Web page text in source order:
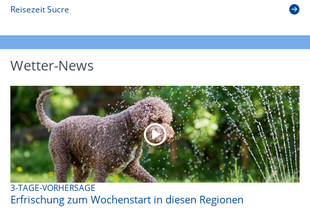
Reisezeit Sucre
Wetter-News
3-TAGE-VORHERSAGE
Erfrischung zum Wochenstart in diesen Regionen